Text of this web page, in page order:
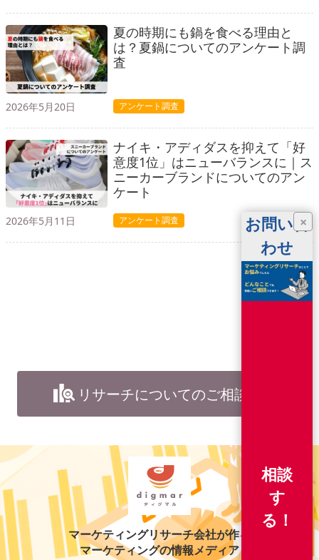
夏の時期にも鍋を食べる理由と
は？夏鍋についてのアンケート調
査
2026年5月20日 アンケート調査
ナイキ・アディダスを抑えて「好
意度1位」はニューバランスに｜ス
ニーカーブランドについてのアン
ケート
2026年5月11日 アンケート調査
リサーチについてのご相談
マーケティングリサーチ会社が作る
マーケティングの情報メディア
×
お問い合
わせ
相談
す
る！